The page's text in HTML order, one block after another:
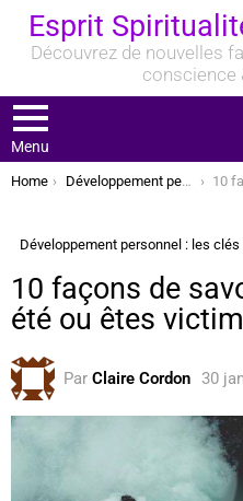
Esprit
Découvrez de nouvelles
conscience
Menu
You are here:
Home Développement personnel : les clés pour mieux se connaître 10 façons de
Développement personnel : les
10 façons de
été ou êtes
Par Claire Cordon 30